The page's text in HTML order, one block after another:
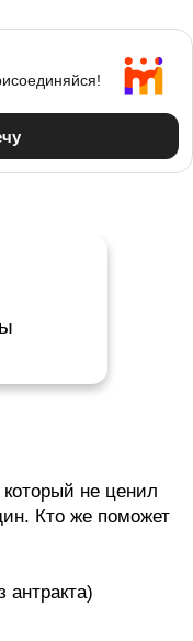
который не ценил
Кто же поможет
антракта)